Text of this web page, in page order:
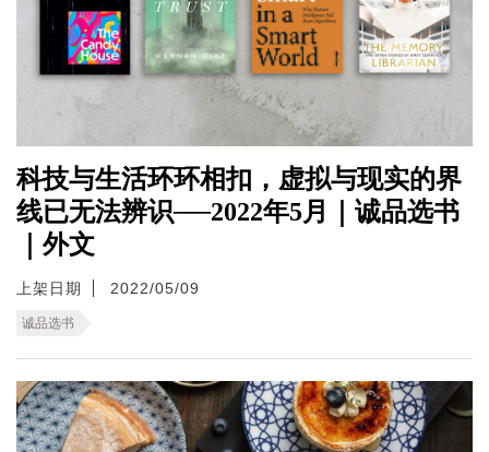
科技与生活环环相扣，虚拟与现实的界
线已无法辨识──2022年5月｜诚品选书
｜外文
上架日期 2022/05/09
诚品选书